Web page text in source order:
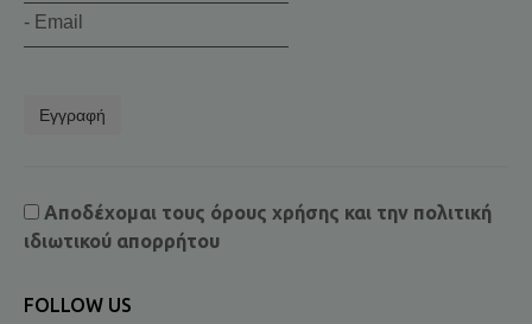
Εγγραφή
Αποδέχομαι τους όρους χρήσης και την πολιτική
ιδιωτικού απορρήτου
FOLLOW US